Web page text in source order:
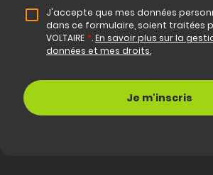
J'accepte que mes données
dans ce formulaire, soient traitées
VOLTAIRE *.En savoir plus sur la
données et mes droits.